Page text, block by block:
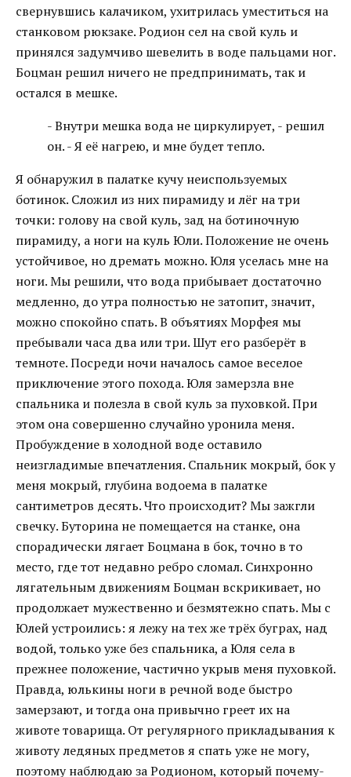
свернувшись калачиком, ухитрилась уместиться на
станковом рюкзаке. Родион сел на свой куль и
принялся задумчиво шевелить в воде пальцами ног.
Боцман решил ничего не предпринимать, так и
остался в мешке.
- Внутри мешка вода не циркулирует, - решил
он. - Я её нагрею, и мне будет тепло.
Я обнаружил в палатке кучу неиспользуемых
ботинок. Сложил из них пирамиду и лёг на три
точки: голову на свой куль, зад на ботиночную
пирамиду, а ноги на куль Юли. Положение не очень
устойчивое, но дремать можно. Юля уселась мне на
ноги. Мы решили, что вода прибывает достаточно
медленно, до утра полностью не затопит, значит,
можно спокойно спать. В объятиях Морфея мы
пребывали часа два или три. Шут его разберёт в
темноте. Посреди ночи началось самое веселое
приключение этого похода. Юля замерзла вне
спальника и полезла в свой куль за пуховкой. При
этом она совершенно случайно уронила меня.
Пробуждение в холодной воде оставило
неизгладимые впечатления. Спальник мокрый, бок у
меня мокрый, глубина водоема в палатке
сантиметров десять. Что происходит? Мы зажгли
свечку. Буторина не помещается на станке, она
спорадически лягает Боцмана в бок, точно в то
место, где тот недавно ребро сломал. Синхронно
лягательным движениям Боцман вскрикивает, но
продолжает мужественно и безмятежно спать. Мы с
Юлей устроились: я лежу на тех же трёх буграх, над
водой, только уже без спальника, а Юля села в
прежнее положение, частично укрыв меня пуховкой.
Правда, юлькины ноги в речной воде быстро
замерзают, и тогда она привычно греет их на
животе товарища. От регулярного прикладывания к
животу ледяных предметов я спать уже не могу,
поэтому наблюдаю за Родионом, который почему-